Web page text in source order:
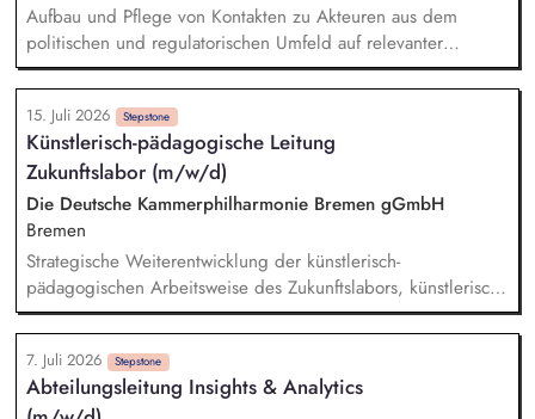
Aufbau und Pflege von Kontakten zu Akteuren aus dem
politischen und regulatorischen Umfeld auf relevanter
Landes-, Bundes- und EU-Ebene, BALTFISH/HELCOM-Umfeld,
Wissenschaft, Fischereisektor, anderen Umweltverbänden,
sowie Handel und Industrie. Kritische und kompetente
Begleitung von Plänen und Prozessen zur Neuausrichtung
der deutschen Fischerei in Nord- und Ostsee, sowie zur
europäischen Politikebene. Mitwirkung an der Erstellung und
öffentliche Vertretung von relevanten Positions- und
Hintergrundpapieren, politischen Strategiepapieren,
Stellungnahmen.
15. Juli 2026 Stepstone
Künstlerisch-pädagogische Leitung
Zukunftslabor (m/w/d)
Die Deutsche Kammerphilharmonie Bremen gGmbH
Bremen
Strategische Weiterentwicklung der künstlerisch-
pädagogischen Arbeitsweise des Zukunftslabors, künstlerisch-
pädagogische Entwicklung, Planung und Leitung der
Formate, insbesondere des Club 443 Hz und der Stadtteil-
Oper, Weiterentwicklung und Pflege des Netzwerkes mit
Schulen, Institutionen und Partnern, Repräsentation des
7. Juli 2026 Stepstone
Abteilungsleitung Insights & Analytics